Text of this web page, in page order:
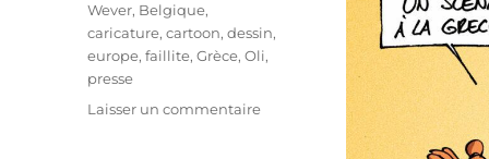
Wever, Belgique,
caricature,cartoon,dessin,
europe,faillite,Grèce,Oli,
presse
Laisser un commentairesur